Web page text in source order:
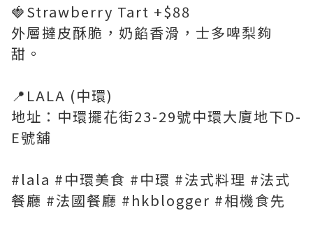
🍓Strawberry Tart +$88
外層撻皮酥脆，奶餡香滑，士多啤梨夠
甜。
📍LALA (中環)
地址：中環擺花街23-29號中環大廈地下D-
E號舖
#lala #中環美食 #中環 #法式料理 #法式
餐廳 #法國餐廳 #hkblogger #相機食先